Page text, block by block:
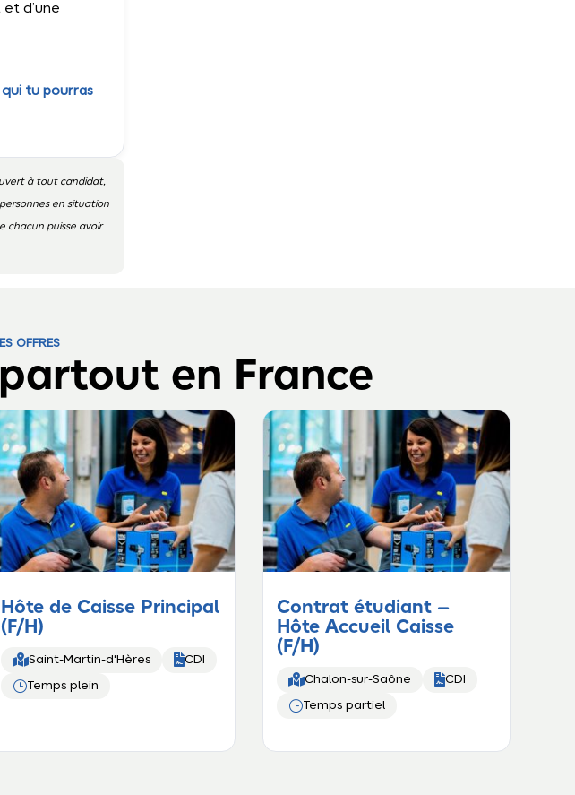
d’une
tu pourras
à tout candidat,
en situation
chacun puisse avoir
OFFRES
en France
Hôte de Caisse Principal
(F/H)
Saint-Martin-d'Hères CDI
}Temps plein
Contrat étudiant –
Hôte Accueil Caisse
(F/H)
Chalon-sur-Saône CDI
}Temps partiel